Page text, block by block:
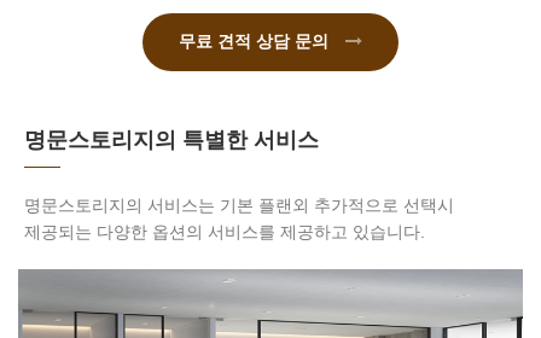
무료 견적 상담 문의
명문스토리지의 특별한 서비스
명문스토리지의 서비스는 기본 플랜외 추가적으로 선택시
제공되는 다양한 옵션의 서비스를 제공하고 있습니다.